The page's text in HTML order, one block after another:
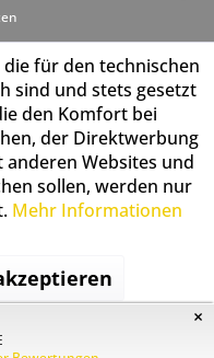
für den technischen
sind und stets gesetzt
den Komfort bei
der Direktwerbung
Websites und
sollen, werden nur
Mehr Informationen
×